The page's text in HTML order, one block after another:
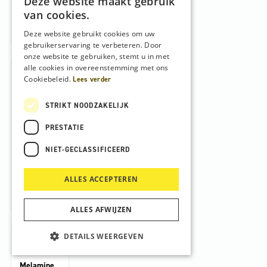
oege
107,76
Bevestigin
gsset voor
geleideroll
en
zuigbalken
-Bevestigingsset
voor
geleiderollen
+
n
175,34
van cookies.
Deze website gebruikt cookies om uw
gebruikerservaring te verbeteren. Door
onze website te gebruiken, stemt u in met
alle cookies in overeenstemming met ons
Cookiebeleid.Lees verder
STRIKT NOODZAKELIJK
PRESTATIE
NIET-GECLASSIFICEERD
ALLES ACCEPTEREN
ALLES AFWIJZEN
DETAILS WEERGEVEN